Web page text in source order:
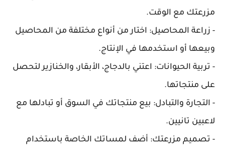
مزرعتك مع الوقت.
- زراعة المحاصيل: اختار من أنواع مختلفة من المحاصيل
وبيعها أو استخدمها في الإنتاج.
- تربية الحيوانات: اعتني بالدجاج، الأبقار، والخنازير لتحصل
على منتجاتها.
- التجارة والتبادل: بيع منتجاتك في السوق أو تبادلها مع
لاعبين تانيين.
- تصميم مزرعتك: أضف لمساتك الخاصة باستخدام